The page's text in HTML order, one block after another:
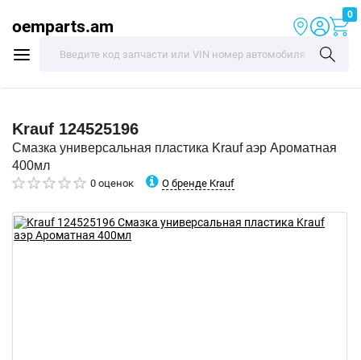
oemparts.am
0
Krauf 124525196
Смазка универсальная пластика Krauf аэр Ароматная
400мл
0 оценок О бренде Krauf